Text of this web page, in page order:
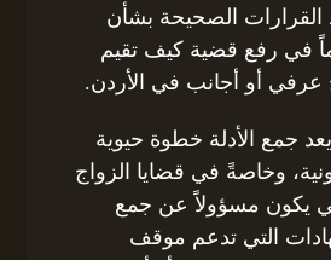
القرارات الصحيحة بشأن
في رفع قضية كيف تقيم
عرفي أو أجانب في الأردن.
جمع الأدلة خطوة حيوية
وخاصةً في قضايا الزواج
يكون مسؤولاً عن جمع
التي تدعم موقف